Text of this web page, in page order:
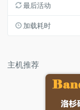
最后活动
加载耗时
主机推荐